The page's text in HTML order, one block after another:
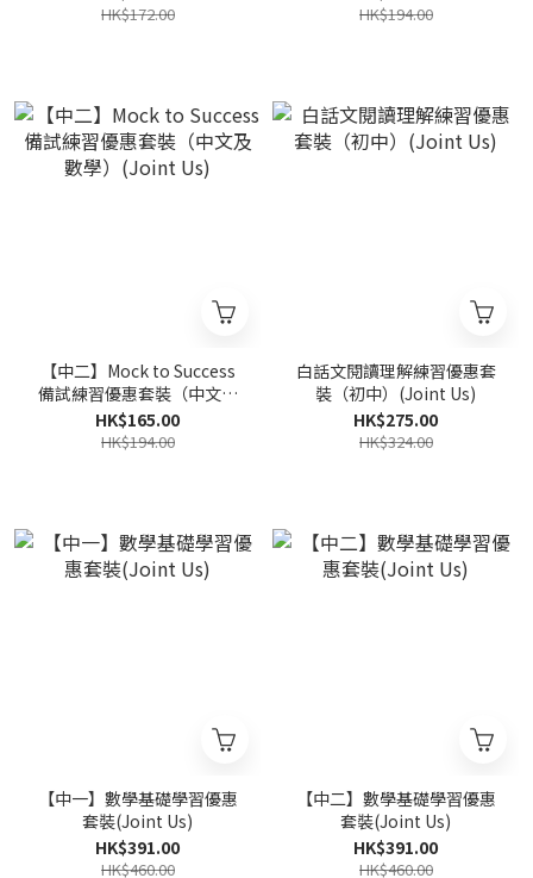
HK$172.00 HK$194.00
【中二】Mock to Success
備試練習優惠套裝（中文及
數學）(Joint Us)
HK$165.00
HK$194.00
白話文閱讀理解練習優惠套
裝（初中）(Joint Us)
HK$275.00
HK$324.00
【中一】數學基礎學習優惠
套裝(Joint Us)
HK$391.00
HK$460.00
【中二】數學基礎學習優惠
套裝(Joint Us)
HK$391.00
HK$460.00